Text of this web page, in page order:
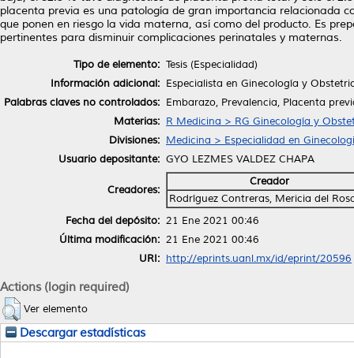
placenta previa es una patología de gran importancia relacionada
que ponen en riesgo la vida materna, así como del producto. Es
pertinentes para disminuir complicaciones perinatales y maternas.
Tipo de elemento: Tesis (Especialidad)
Información adicional: Especialista en Ginecología y
Palabras claves no controlados: Embarazo, Prevalencia, Placenta
Materias: R Medicina > RG Ginecología y
Divisiones: Medicina > Especialidad en
Usuario depositante: GYO LEZMES VALDEZ CHAPA
Creadores:
Creador
Rodríguez Contreras, Mericia del
Fecha del depósito: 21 Ene 2021 00:46
Última modificación: 21 Ene 2021 00:46
URI: http://eprints.uanl.mx/id/eprint/20596
Actions (login required)
Ver elemento
Descargar estadísticas